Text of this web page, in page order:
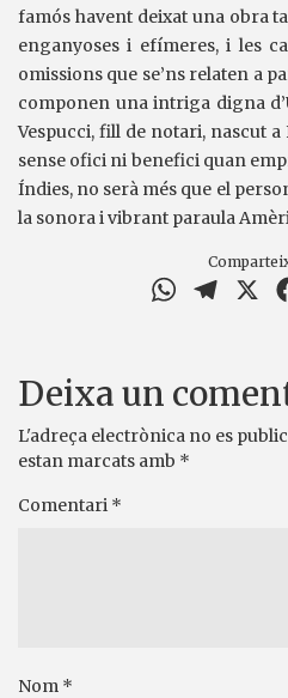
famós havent deixat una obra
enganyoses i efímeres, i les
omissions que se’ns relaten a
componen una intriga digna
Vespucci, fill de notari, nascut a
sense ofici ni benefici quan
Índies, no serà més que el
la sonora i vibrant paraula
WhatsApp
Deixa un
L'adreça electrònica no es
estan marcats amb *
Comentari *
Nom *